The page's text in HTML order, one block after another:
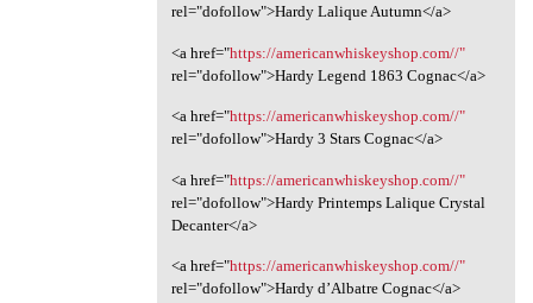
rel="dofollow">Hardy Lalique Autumn</a>
<a href="https://americanwhiskeyshop.com//"
rel="dofollow">Hardy Legend 1863 Cognac</a>
<a href="https://americanwhiskeyshop.com//"
rel="dofollow">Hardy 3 Stars Cognac</a>
<a href="https://americanwhiskeyshop.com//"
rel="dofollow">Hardy Printemps Lalique Crystal
Decanter</a>
<a href="https://americanwhiskeyshop.com//"
rel="dofollow">Hardy d’Albatre Cognac</a>